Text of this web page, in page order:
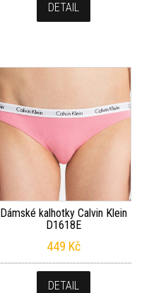
DETAIL
Dámské kalhotky Calvin Klein
D1618E
449 Kč
DETAIL